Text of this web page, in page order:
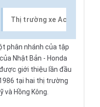
Thị trường xe Acura
phân nhánh của tập
Nhật Bản - Honda
giới thiệu lần đầu
tại hai thị trường
và Hồng Kông.